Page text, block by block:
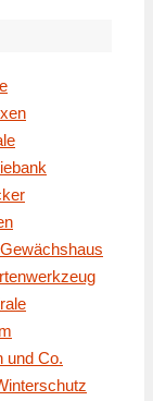
und Co.